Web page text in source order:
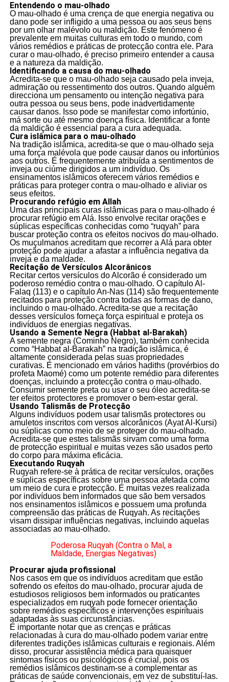
Entendendo o mau-olhado
O mau-olhado é uma crença de que energia negativa ou
dano pode ser infligido a uma pessoa ou aos seus bens
por um olhar malévolo ou maldição. Este fenómeno é
prevalente em muitas culturas em todo o mundo, com
vários remédios e práticas de protecção contra ele. Para
curar o mau-olhado, é preciso primeiro entender a causa
e a natureza da maldição.
Identificando a causa do mau-olhado
Acredita-se que o mau-olhado seja causado pela inveja,
admiração ou ressentimento dos outros. Quando alguém
direcciona um pensamento ou intenção negativa para
outra pessoa ou seus bens, pode inadvertidamente
causar danos. Isso pode se manifestar como infortúnio,
má sorte ou até mesmo doença física. Identificar a fonte
da maldição é essencial para a cura adequada.
Cura islâmica para o mau-olhado
Na tradição islâmica, acredita-se que o mau-olhado seja
uma força malévola que pode causar danos ou infortúnios
aos outros. É frequentemente atribuída a sentimentos de
inveja ou ciúme dirigidos a um indivíduo. Os
ensinamentos islâmicos oferecem vários remédios e
práticas para proteger contra o mau-olhado e aliviar os
seus efeitos.
Procurando refúgio em Allah
Uma das principais curas islâmicas para o mau-olhado é
procurar refúgio em Alá. Isso envolve recitar orações e
súplicas específicas conhecidas como “ruqyah” para
buscar proteção contra os efeitos nocivos do mau-olhado.
Os muçulmanos acreditam que recorrer a Alá para obter
proteção pode ajudar a afastar a influência negativa da
inveja e da maldade.
Recitação de Versículos Alcorânicos
Recitar certos versículos do Alcorão é considerado um
poderoso remédio contra o mau-olhado. O capítulo Al-
Falaq (113) e o capítulo An-Nas (114) são frequentemente
recitados para proteção contra todas as formas de dano,
incluindo o mau-olhado. Acredita-se que a recitação
desses versículos forneça força espiritual e proteja os
indivíduos de energias negativas.
Usando a Semente Negra (Habbat al-Barakah)
A semente negra (Cominho Negro), também conhecida
como “Habbat al-Barakah” na tradição islâmica, é
altamente considerada pelas suas propriedades
curativas. É mencionado em vários hadiths (provérbios do
profeta Maomé) como um potente remédio para diferentes
doenças, incluindo a protecção contra o mau-olhado.
Consumir semente preta ou usar o seu óleo acredita-se
ter efeitos protectores e promover o bem-estar geral.
Usando Talismãs de Protecção
Alguns indivíduos podem usar talismãs protectores ou
amuletos inscritos com versos alcorânicos (Ayat Al-Kursi)
ou súplicas como meio de se proteger do mau-olhado.
Acredita-se que estes talismãs sirvam como uma forma
de protecção espiritual e muitas vezes são usados perto
do corpo para máxima eficácia.
Executando Ruqyah
Ruqyah refere-se à prática de recitar versículos, orações
e súplicas específicas sobre uma pessoa afetada como
um meio de cura e protecção. É muitas vezes realizada
por indivíduos bem informados que são bem versados
nos ensinamentos islâmicos e possuem uma profunda
compreensão das práticas de Ruqyah. As recitações
visam dissipar influências negativas, incluindo aquelas
associadas ao mau-olhado.
Poderosa Ruqyah (Contra o Mal, a
Maldade, Energias Negativas)
Procurar ajuda profissional
Nos casos em que os indivíduos acreditam que estão
sofrendo os efeitos do mau-olhado, procurar ajuda de
estudiosos religiosos bem informados ou praticantes
especializados em ruqyah pode fornecer orientação
sobre remédios específicos e intervenções espirituais
adaptadas às suas circunstâncias.
É importante notar que as crenças e práticas
relacionadas à cura do mau-olhado podem variar entre
diferentes tradições islâmicas culturais e regionais. Além
disso, procurar assistência médica para quaisquer
sintomas físicos ou psicológicos é crucial, pois os
remédios islâmicos destinam-se a complementar as
práticas de saúde convencionais, em vez de substituí-las.